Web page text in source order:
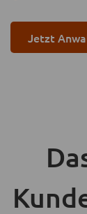
Jetzt